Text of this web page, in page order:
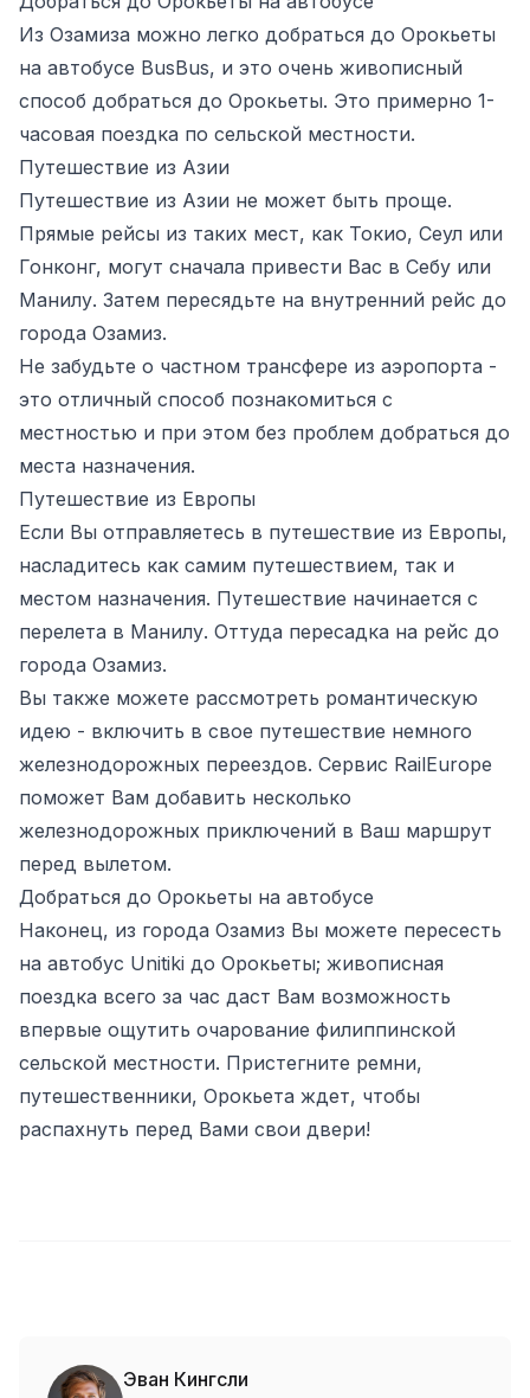
Из Озамиза можно легко добраться до Орокьеты
на автобусе BusBus, и это очень живописный
способ добраться до Орокьеты. Это примерно 1-
часовая поездка по сельской местности.
Путешествие из Азии
Путешествие из Азии не может быть проще.
Прямые рейсы из таких мест, как Токио, Сеул или
Гонконг, могут сначала привести Вас в Себу или
Манилу. Затем пересядьте на внутренний рейс до
города Озамиз.
Не забудьте о частном трансфере из аэропорта -
это отличный способ познакомиться с
местностью и при этом без проблем добраться до
места назначения.
Путешествие из Европы
Если Вы отправляетесь в путешествие из Европы,
насладитесь как самим путешествием, так и
местом назначения. Путешествие начинается с
перелета в Манилу. Оттуда пересадка на рейс до
города Озамиз.
Вы также можете рассмотреть романтическую
идею - включить в свое путешествие немного
железнодорожных переездов. Сервис RailEurope
поможет Вам добавить несколько
железнодорожных приключений в Ваш маршрут
перед вылетом.
Добраться до Орокьеты на автобусе
Наконец, из города Озамиз Вы можете пересесть
на автобус Unitiki до Орокьеты; живописная
поездка всего за час даст Вам возможность
впервые ощутить очарование филиппинской
сельской местности. Пристегните ремни,
путешественники, Орокьета ждет, чтобы
распахнуть перед Вами свои двери!
Эван Кингсли